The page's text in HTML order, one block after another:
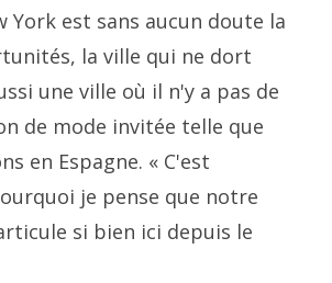
York est sans aucun doute la
la ville qui ne dort
une ville où il n'y a pas de
de mode invitée telle que
en Espagne. « C'est
je pense que notre
si bien ici depuis le